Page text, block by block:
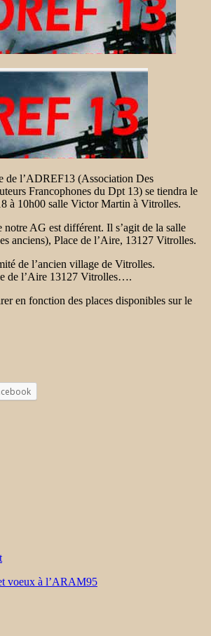
de l’ADREF13 (Association Des
Francophones du Dpt 13) se tiendra le
à 10h00 salle Victor Martin à Vitrolles.
notre AG est différent. Il s’agit de la salle
anciens), Place de l’Aire, 13127 Vitrolles.
de l’ancien village de Vitrolles.
de l’Aire 13127 Vitrolles….
en fonction des places disponibles sur le
voeux à l’ARAM95